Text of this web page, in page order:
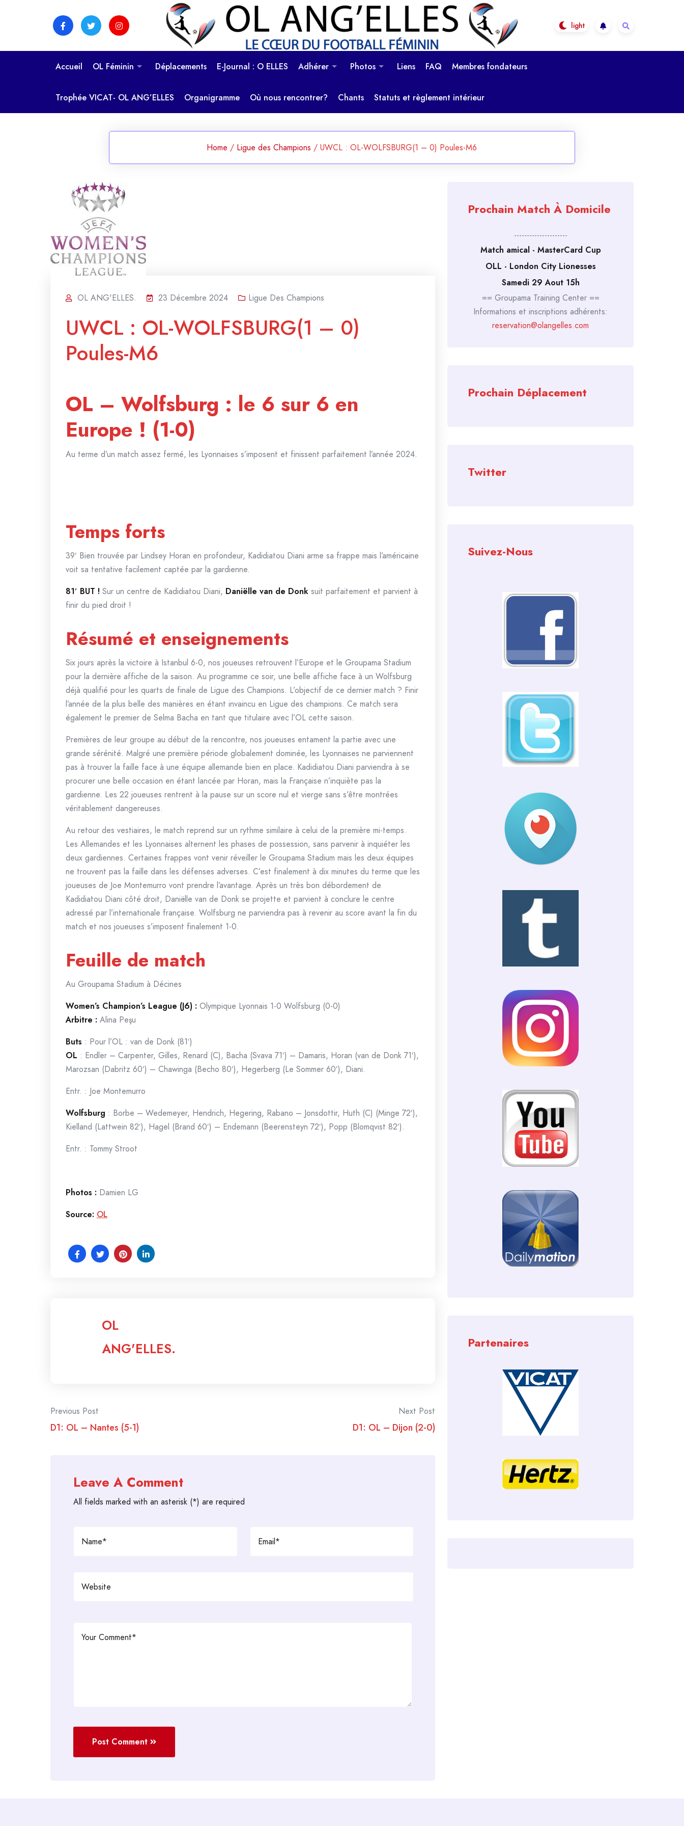
OL Ang'Elles
Le coeur du football féminin
Accueil OL Féminin Déplacements E-Journal : O ELLES Adhérer Photos Liens FAQ Membres fondateurs
Trophée VICAT- OL ANG’ELLES Organigramme Où nous rencontrer? Chants Statuts et règlement intérieur
Home / Ligue des Champions / UWCL : OL-WOLFSBURG(1 – 0) Poules-M6
OL ANG'ELLES. 23 Décembre 2024 Ligue Des Champions
UWCL : OL-WOLFSBURG(1 – 0)
Poules-M6
OL – Wolfsburg : le 6 sur 6 en
Europe ! (1-0)
Au terme d’un match assez fermé, les Lyonnaises s’imposent et finissent parfaitement l’année 2024.
Temps forts
39′ Bien trouvée par Lindsey Horan en profondeur, Kadidiatou Diani arme sa frappe mais l’américaine
voit sa tentative facilement captée par la gardienne.
81′ BUT ! Sur un centre de Kadidiatou Diani, Daniëlle van de Donk suit parfaitement et parvient à
finir du pied droit !
Résumé et enseignements
Six jours après la victoire à Istanbul 6-0, nos joueuses retrouvent l’Europe et le Groupama Stadium
pour la dernière affiche de la saison. Au programme ce soir, une belle affiche face à un Wolfsburg
déjà qualifié pour les quarts de finale de Ligue des Champions. L’objectif de ce dernier match ? Finir
l’année de la plus belle des manières en étant invaincu en Ligue des champions. Ce match sera
également le premier de Selma Bacha en tant que titulaire avec l’OL cette saison.
Premières de leur groupe au début de la rencontre, nos joueuses entament la partie avec une
grande sérénité. Malgré une première période globalement dominée, les Lyonnaises ne parviennent
pas à trouver la faille face à une équipe allemande bien en place. Kadidiatou Diani parviendra à se
procurer une belle occasion en étant lancée par Horan, mais la Française n’inquiète pas la
gardienne. Les 22 joueuses rentrent à la pause sur un score nul et vierge sans s’être montrées
véritablement dangereuses.
Au retour des vestiaires, le match reprend sur un rythme similaire à celui de la première mi-temps.
Les Allemandes et les Lyonnaises alternent les phases de possession, sans parvenir à inquiéter les
deux gardiennes. Certaines frappes vont venir réveiller le Groupama Stadium mais les deux équipes
ne trouvent pas la faille dans les défenses adverses. C’est finalement à dix minutes du terme que les
joueuses de Joe Montemurro vont prendre l’avantage. Après un très bon débordement de
Kadidiatou Diani côté droit, Daniëlle van de Donk se projette et parvient à conclure le centre
adressé par l’internationale française. Wolfsburg ne parviendra pas à revenir au score avant la fin du
match et nos joueuses s’imposent finalement 1-0.
Feuille de match
Au Groupama Stadium à Décines
Women’s Champion’s League (J6) : Olympique Lyonnais 1-0 Wolfsburg (0-0)
Arbitre : Alina Peşu
Buts : Pour l’OL : van de Donk (81′)
OL : Endler – Carpenter, Gilles, Renard (C), Bacha (Svava 71′) – Damaris, Horan (van de Donk 71′),
Marozsan (Dabritz 60′) – Chawinga (Becho 80′), Hegerberg (Le Sommer 60′), Diani.
Entr. : Joe Montemurro
Wolfsburg : Borbe – Wedemeyer, Hendrich, Hegering, Rabano – Jonsdottir, Huth (C) (Minge 72′),
Kielland (Lattwein 82′), Hagel (Brand 60′) – Endemann (Beerensteyn 72′), Popp (Blomqvist 82′).
Entr. : Tommy Stroot
Photos : Damien LG
Source: OL
OL
ANG'ELLES.
Post
navigation
Previous Post
D1: OL – Nantes (5-1)
Next Post
D1: OL – Dijon (2-0)
Leave A Comment
All fields marked with an asterisk (*) are required
Post Comment
Prochain Match À Domicile
---------------------
Match amical - MasterCard Cup
OLL - London City Lionesses
Samedi 29 Aout 15h
== Groupama Training Center ==
Informations et inscriptions adhérents:
reservation@olangelles.com
Prochain Déplacement
Twitter
Suivez-Nous
Partenaires